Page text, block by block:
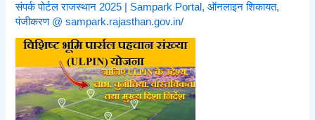
संपर्क पोर्टल राजस्थान 2025 | Sampark Portal, ऑनलाइन शिकायत,
पंजीकरण @ sampark.rajasthan.gov.in/